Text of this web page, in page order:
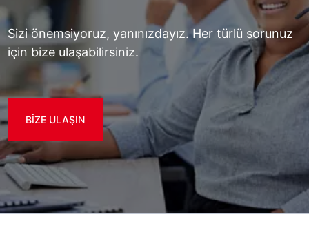
Sizi önemsiyoruz, yanınızdayız. Her türlü sorunuz
için bize ulaşabilirsiniz.
BIZE ULAŞIN